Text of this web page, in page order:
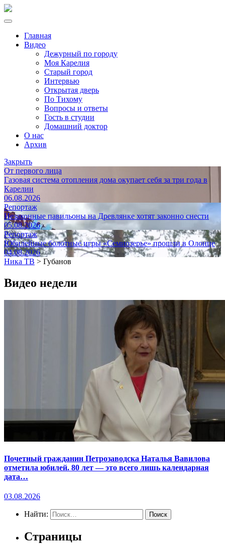
Главная
Видео
Дежурный по городу
Моя Карелия
Старый город
Интервью
Открытая дверь
По Тихому
Вопросы и ответы
Гость в студии
Домашний доктор
О нас
Архив
Закрыть
От первого лица
Газовая система отопления дома окупает себя за три года в
Карелии
06.08.2026
Репортаж
Незаконные павильоны на Древлянке хотят законно снести
05.08.2026
Репортаж
Юбилейные болотные игры «Семиозерье» прошли в Олонце
04.08.2026
Ника ТВ > Губанов
Видео недели
Почетный гражданин Петрозаводска Наталья Вавилова
отметила юбилей. 80 лет — это всего лишь календарная
дата…
03.08.2026
Найти:
Страницы